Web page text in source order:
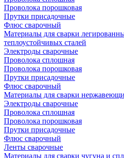
Проволока порошковая
Прутки присадочные
Флюс сварочный
Материалы для сварки
теплоустойчивых сталей
Электроды сварочные
Проволока сплошная
Проволока порошковая
Прутки присадочные
Флюс сварочный
Материалы для сварки
Электроды сварочные
Проволока сплошная
Проволока порошковая
Прутки присадочные
Флюс сварочный
Ленты сварочные
Материалы для сварки чугуна и